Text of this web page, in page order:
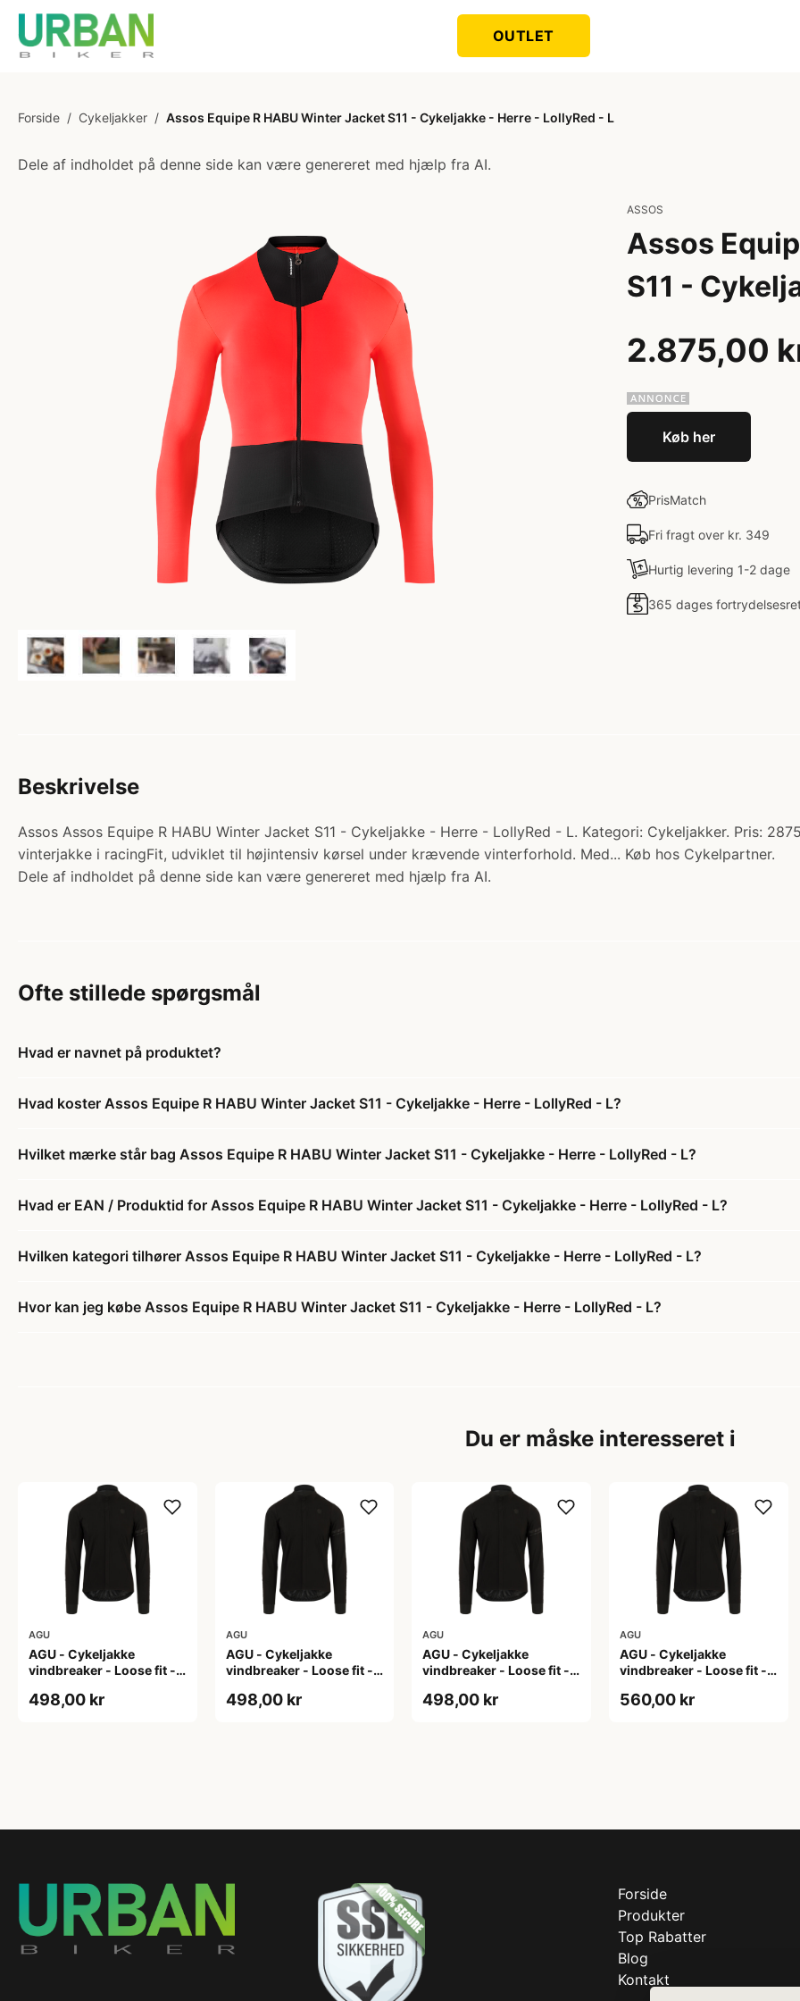
OUTLET
Forside / Cykeljakker / Assos Equipe R HABU Winter Jacket S11 - Cykeljakke - Herre - LollyRed - L
Dele af indholdet på denne side kan være genereret med hjælp fra AI.
ASSOS
Assos
S11 -
2.875,00
Køb her
PrisMatch
Fri fragt over kr. 349
Hurtig levering 1-2 dage
365 dages
Beskrivelse
Assos Assos Equipe R HABU Winter Jacket S11 - Cykeljakke - Herre - LollyRed - L. Kategori: Cykeljakker. Pris:
vinterjakke i racingFit, udviklet til højintensiv kørsel under krævende vinterforhold. Med... Køb hos Cykelpartner.
Dele af indholdet på denne side kan være genereret med hjælp fra AI.
Ofte stillede spørgsmål
Hvad er navnet på produktet?
Hvad koster Assos Equipe R HABU Winter Jacket S11 - Cykeljakke - Herre - LollyRed - L?
Hvilket mærke står bag Assos Equipe R HABU Winter Jacket S11 - Cykeljakke - Herre - LollyRed - L?
Hvad er EAN / Produktid for Assos Equipe R HABU Winter Jacket S11 - Cykeljakke - Herre - LollyRed - L?
Hvilken kategori tilhører Assos Equipe R HABU Winter Jacket S11 - Cykeljakke - Herre - LollyRed - L?
Hvor kan jeg købe Assos Equipe R HABU Winter Jacket S11 - Cykeljakke - Herre - LollyRed - L?
Du er måske interesseret i
AGU
AGU - Cykeljakke
vindbreaker - Loose fit -
498,00 kr
AGU
AGU - Cykeljakke
vindbreaker - Loose fit -
498,00 kr
AGU
AGU - Cykeljakke
vindbreaker - Loose fit -
498,00 kr
AGU
AGU - Cykeljakke
vindbreaker - Loose fit -
560,00 kr
Forside
Produkter
Top Rabatter
Blog
Kontakt